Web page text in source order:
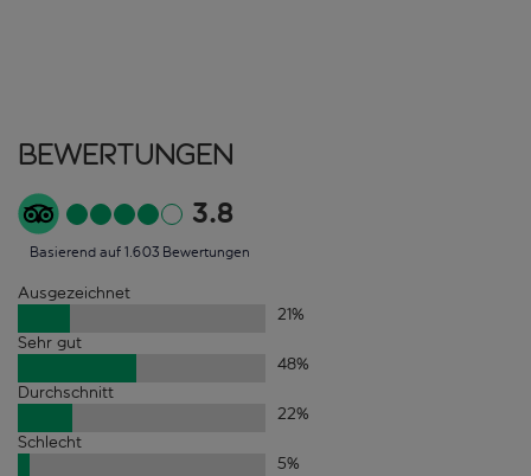
Bewertungen
3.8
Basierend auf 1.603 Bewertungen
Ausgezeichnet
21%
Sehr gut
48%
Durchschnitt
22%
Schlecht
5%